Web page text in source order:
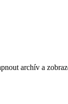
archív a